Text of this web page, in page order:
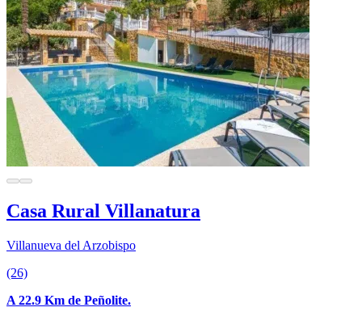
Casa Rural Villanatura
Villanueva del Arzobispo
(26)
A 22.9 Km de Peñolite.